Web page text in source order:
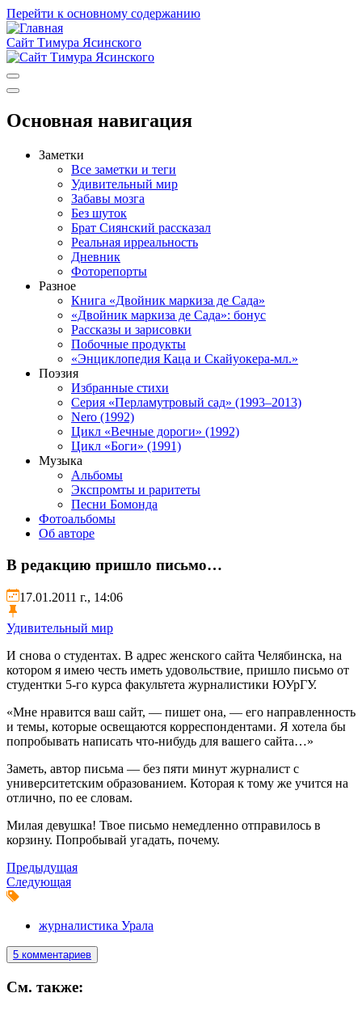
Перейти к основному содержанию
Сайт Тимура Ясинского
Основная навигация
Заметки
Все заметки и теги
Удивительный мир
Забавы мозга
Без шуток
Брат Сиянский рассказал
Реальная ирреальность
Дневник
Фоторепорты
Разное
Книга «Двойник маркиза де Сада»
«Двойник маркиза де Сада»: бонус
Рассказы и зарисовки
Побочные продукты
«Энциклопедия Каца и Скайуокера-мл.»
Поэзия
Избранные стихи
Серия «Перламутровый сад» (1993–2013)
Nero (1992)
Цикл «Вечные дороги» (1992)
Цикл «Боги» (1991)
Музыка
Альбомы
Экспромты и раритеты
Песни Бомонда
Фотоальбомы
Об авторе
В редакцию пришло письмо…
17.01.2011 г., 14:06
Удивительный мир
И снова о студентах. В адрес женского сайта Челябинска, на
котором я имею честь иметь удовольствие, пришло письмо от
студентки 5-го курса факультета журналистики ЮУрГУ.
«Мне нравится ваш сайт, — пишет она, — его направленность
и темы, которые освещаются корреспондентами. Я хотела бы
попробывать написать что-нибудь для вашего сайта…»
Заметь, автор письма — без пяти минут журналист с
университетским образованием. Которая к тому же учится на
отлично, по ее словам.
Милая девушка! Твое письмо немедленно отправилось в
корзину. Попробывай угадать, почему.
Предыдущая
Следующая
журналистика Урала
5 комментариев
См. также: